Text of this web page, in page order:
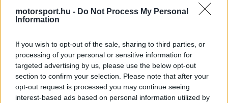
motorsport.hu - Do Not Process My Personal
Information
If you wish to opt-out of the sale, sharing to third parties, or
processing of your personal or sensitive information for
targeted advertising by us, please use the below opt-out
section to confirm your selection. Please note that after your
opt-out request is processed you may continue seeing
interest-based ads based on personal information utilized by
McNish szerint a hosszú szünet nem telt tétlenül,
sőt kifejezetten hasznos volt az első futamok
tapasztalatainak feldolgozására.